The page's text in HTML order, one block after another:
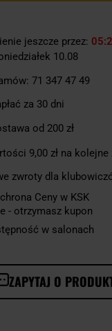
jeszcze przez: 05
10.08
71 347 47 49
za 30 dni
od 200 zł
9,00 zł na kolejne
zwroty dla
Ceny w KSK
- otrzymasz kupon
w salonach
ZAPYTAJ O